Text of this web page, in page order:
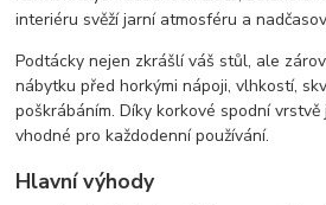
interiéru svěží jarní atmosféru a
Podtácky nejen zkrášlí váš stůl, ale
nábytku před horkými nápoji, vlhkostí,
poškrábáním. Díky korkové spodní
vhodné pro každodenní používání.
Hlavní výhody